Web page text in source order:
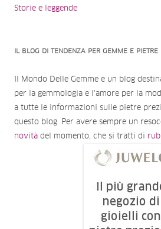
Storie e leggende
IL BLOG DI TENDENZA PER GEMME E PIETRE
Il Mondo Delle Gemme è un blog
per la gemmologia e l'amore per la
a tutte le informazioni sulle pietre
questo blog. Per avere sempre un
novità del momento, che si tratti di